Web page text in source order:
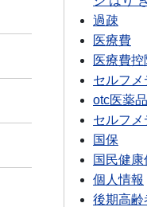
過疎
医療費
医療費控
セルフメ
otc医薬品
セルフ
国保
国民健康
個人情報
後期高齢